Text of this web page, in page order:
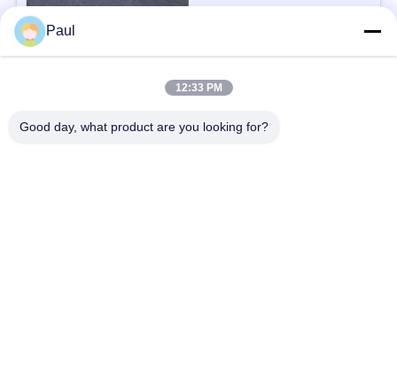
लोकप्रिय श्रेणियां
मार्टेंसिटिक स्टेनलेस स्टील
वर्षा स्टेनलेस स्टील
Paul
12:33 PM
Good day, what product are you looking for?